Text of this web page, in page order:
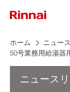
ホーム
ニュー
50号業務用給湯器
ニュース